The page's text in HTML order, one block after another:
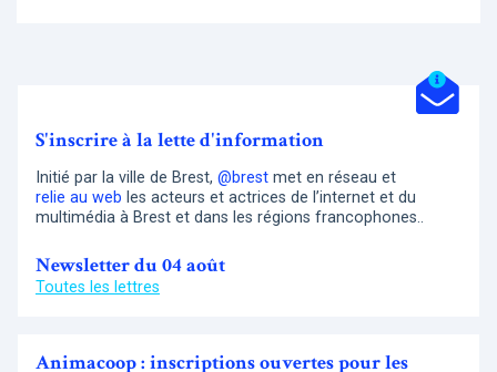
S'inscrire à la lette d'information
Initié par la ville de Brest, @brest met en réseau et
relie au web les acteurs et actrices de l’internet et du
multimédia à Brest et dans les régions francophones..
Newsletter du 04 août
Toutes les lettres
Animacoop : inscriptions ouvertes pour les